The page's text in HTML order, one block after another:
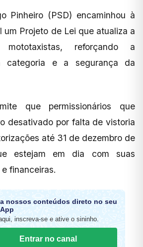
Pinheiro (PSD) encaminhou à
um Projeto de Lei que atualiza a
reforçando a
categoria e a segurança da
que permissionários que
desativado por falta de vistoria
até 31 de dezembro de
estejam em dia com suas
financeiras.
nossos conteúdos direto no seu
inscreva-se e ative o sininho.
Entrar no canal